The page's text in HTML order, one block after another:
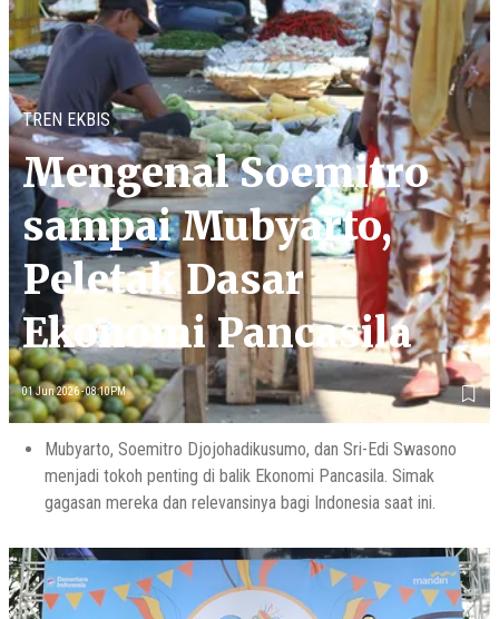
TREN EKBIS
Mengenal Soemitro
sampai Mubyarto,
Peletak Dasar
Ekonomi Pancasila
01 Jun 2026 - 08:10PM
Mubyarto, Soemitro Djojohadikusumo, dan Sri-Edi Swasono
menjadi tokoh penting di balik Ekonomi Pancasila. Simak
gagasan mereka dan relevansinya bagi Indonesia saat ini.